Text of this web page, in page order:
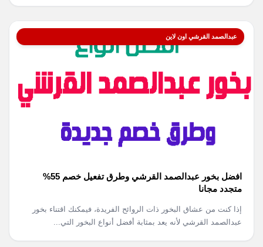
عبدالصمد القرشي اون لاين
افضل بخور عبدالصمد القرشي وطرق تفعيل خصم 55%
متجدد مجانا
إذا كنت من عشاق البخور ذات الروائح الفريدة، فيمكنك اقتناء بخور
عبدالصمد القرشي لأنه يعد بمثابة أفضل أنواع البخور التي...